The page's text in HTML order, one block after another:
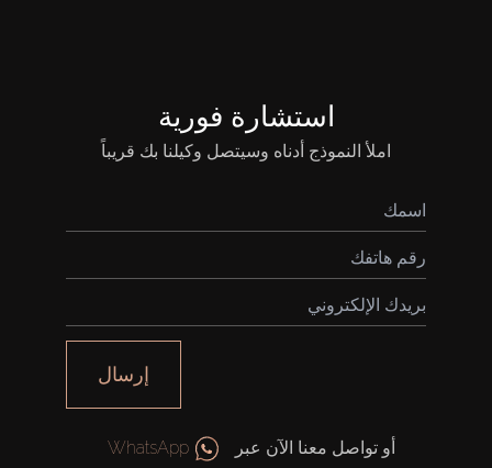
استشارة فورية
املأ النموذج أدناه وسيتصل وكيلنا بك قريباً
إرسال
أو تواصل معنا الآن عبر WhatsApp